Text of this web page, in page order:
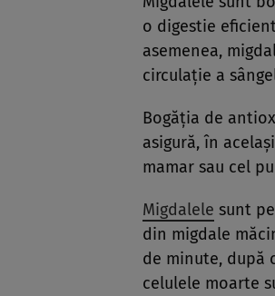
o digestie
asemenea,
circulaţie a
Bogăţia de
asigură, în
mamar sau cel
Migdalele sunt
din migdale
de minute, după
celulele moarte